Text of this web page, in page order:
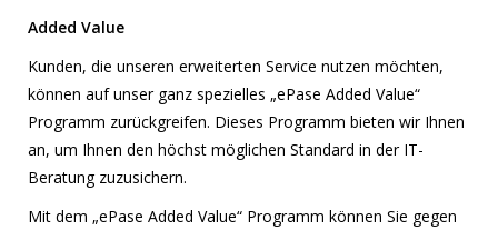
Added Value
Kunden, die unseren erweiterten Service nutzen möchten,
können auf unser ganz spezielles „ePase Added Value“
Programm zurückgreifen. Dieses Programm bieten wir Ihnen
an, um Ihnen den höchst möglichen Standard in der IT-
Beratung zuzusichern.
Mit dem „ePase Added Value“ Programm können Sie gegen